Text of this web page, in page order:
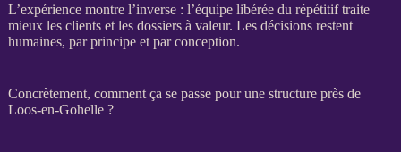
L’expérience montre l’inverse : l’équipe libérée du répétitif traite
mieux les clients et les dossiers à valeur. Les décisions restent
humaines, par principe et par conception.
Concrètement, comment ça se passe pour une structure près de
Loos-en-Gohelle ?